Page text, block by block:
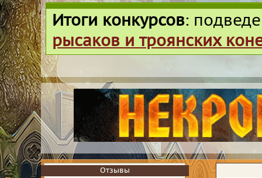
Итоги конкурсов:
рысаков и троянских
Отзывы
Отзывы